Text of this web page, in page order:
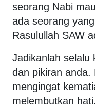
seorang Nabi
ada seorang
Rasulullah SAW
Jadikanlah selalu
dan pikiran anda.
mengingat
melembutkan hati.